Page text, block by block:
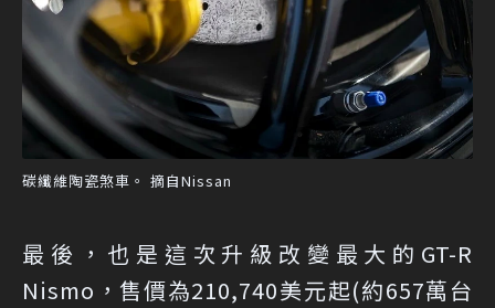
碳纖維陶瓷煞車。 摘自Nissan
最後，也是這次升級改變最大的GT-R
Nismo，售價為210,740美元起(約657萬台